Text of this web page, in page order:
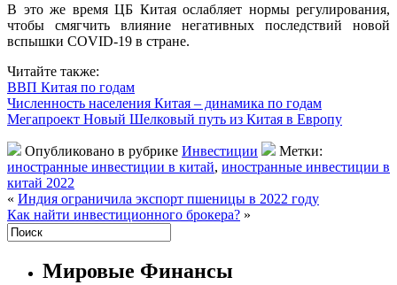
В это же время ЦБ Китая ослабляет нормы регулирования,
чтобы смягчить влияние негативных последствий новой
вспышки COVID-19 в стране.
Читайте также:
ВВП Китая по годам
Численность населения Китая – динамика по годам
Мегапроект Новый Шелковый путь из Китая в Европу
Опубликовано в рубрике Инвестиции
Метки:
иностранные инвестиции в китай, иностранные инвестиции в
китай 2022
« Индия ограничила экспорт пшеницы в 2022 году
Как найти инвестиционного брокера? »
Мировые Финансы